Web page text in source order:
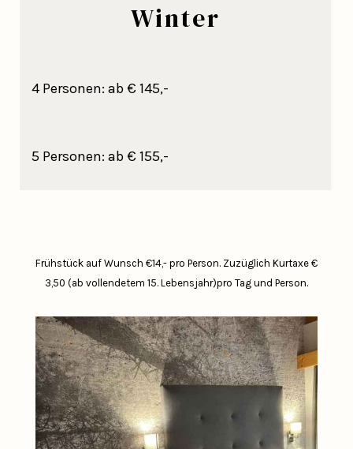
Winter
4 Personen: ab € 145,-
5 Personen: ab € 155,-
Frühstück auf Wunsch €14,- pro Person. Zuzüglich Kurtaxe €
3,50 (ab vollendetem 15. Lebensjahr)pro Tag und Person.